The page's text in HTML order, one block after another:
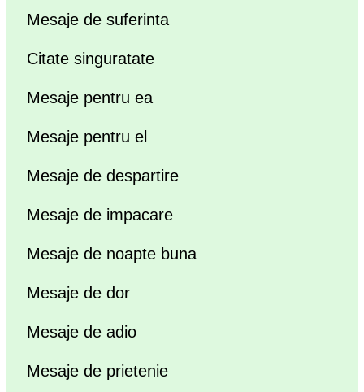
Mesaje de suferinta
Citate singuratate
Mesaje pentru ea
Mesaje pentru el
Mesaje de despartire
Mesaje de impacare
Mesaje de noapte buna
Mesaje de dor
Mesaje de adio
Mesaje de prietenie